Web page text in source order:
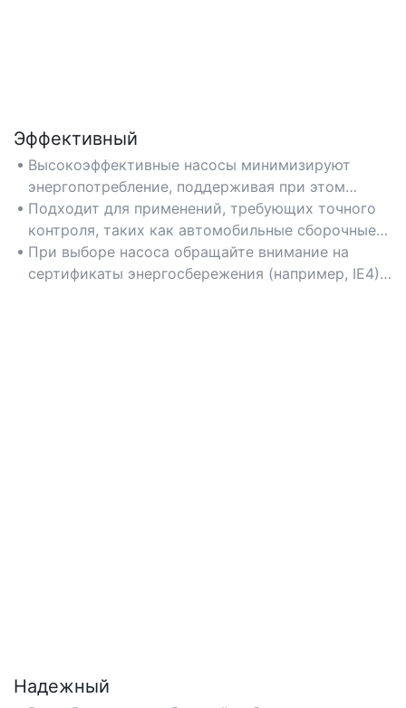
Эффективный
Высокоэффективные насосы минимизируют
энергопотребление, поддерживая при этом
оптимальное давление и расход, что снижает
эксплуатационные расходы.
Подходит для применений, требующих точного
контроля, таких как автомобильные сборочные
линии или автоматизированные
производственные системы.
При выборе насоса обращайте внимание на
сертификаты энергосбережения (например, IE4)
Надежный